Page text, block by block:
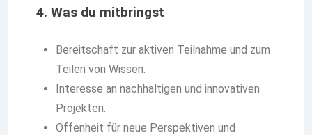
4. Was du mitbringst
Bereitschaft zur aktiven Teilnahme und zum
Teilen von Wissen.
Interesse an nachhaltigen und innovativen
Projekten.
Offenheit für neue Perspektiven und